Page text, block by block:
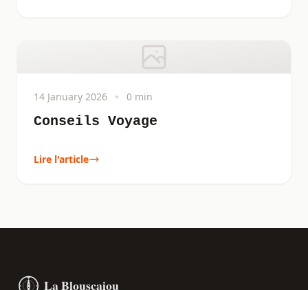
14 January 2026 0 min
Conseils Voyage
Lire l'article